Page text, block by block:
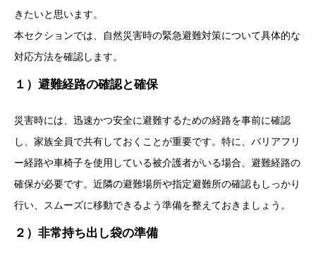
きたいと思います。
本セクションでは、自然災害時の緊急避難対策について具体的な
対応方法を確認します。
１）避難経路の確認と確保
災害時には、迅速かつ安全に避難するための経路を事前に確認
し、家族全員で共有しておくことが重要です。特に、バリアフリ
ー経路や車椅子を使用している被介護者がいる場合、避難経路の
確保が必要です。近隣の避難場所や指定避難所の確認もしっかり
行い、スムーズに移動できるよう準備を整えておきましょう。
２）非常持ち出し袋の準備